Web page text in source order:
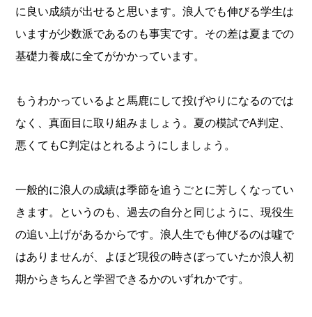
に良い成績が出せると思います。浪人でも伸びる学生は
いますが少数派であるのも事実です。その差は夏までの
基礎力養成に全てがかかっています。
もうわかっているよと馬鹿にして投げやりになるのでは
なく、真面目に取り組みましょう。夏の模試でA判定、
悪くてもC判定はとれるようにしましょう。
一般的に浪人の成績は季節を追うごとに芳しくなってい
きます。というのも、過去の自分と同じように、現役生
の追い上げがあるからです。浪人生でも伸びるのは噓で
はありませんが、よほど現役の時さぼっていたか浪人初
期からきちんと学習できるかのいずれかです。